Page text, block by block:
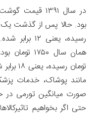
تومان
مانند پوشاک، خدمات
حتی اگر بخواهیم